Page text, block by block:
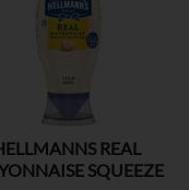
REAL
SQUEEZE